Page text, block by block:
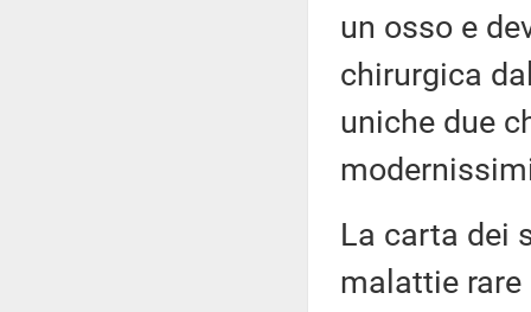
un osso e
chirurgica
uniche due
La carta dei
malattie